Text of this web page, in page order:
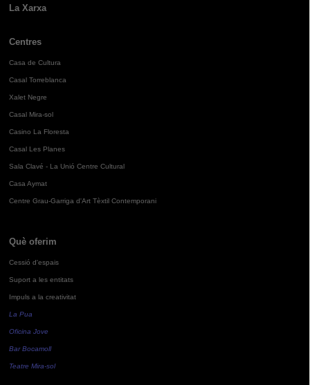
La Xarxa
Centres
Casa de Cultura
Casal Torreblanca
Xalet Negre
Casal Mira-sol
Casino La Floresta
Casal Les Planes
Sala Clavé - La Unió Centre Cultural
Casa Aymat
Centre Grau-Garriga d'Art Tèxtil Contemporani
Què oferim
Cessió d'espais
Suport a les entitats
Impuls a la creativitat
La Pua
Oficina Jove
Bar Bocamoll
Teatre Mira-sol